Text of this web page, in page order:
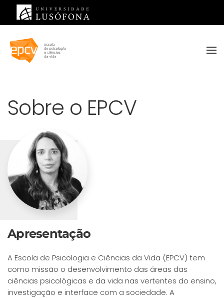
Saltar para o conteúdo principal
Sobre o EPCV
Apresentação
A Escola de Psicologia e Ciências da Vida (EPCV) tem
como missão o desenvolvimento das áreas das
ciências psicológicas e da vida nas vertentes do ensino,
investigação e interface com a sociedade. A